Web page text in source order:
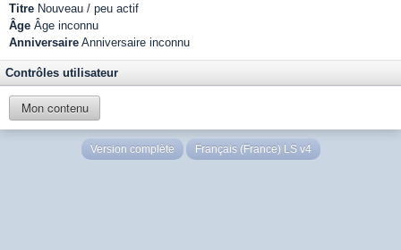
Titre Nouveau / peu actif
Âge Âge inconnu
Anniversaire Anniversaire inconnu
Contrôles utilisateur
Mon contenu
Version complète Français (France) LS v4